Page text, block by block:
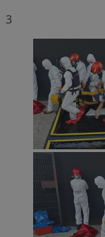
3